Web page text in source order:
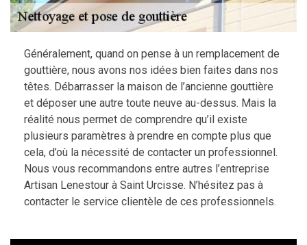
Généralement, quand on pense à un remplacement de
gouttière, nous avons nos idées bien faites dans nos
têtes. Débarrasser la maison de l’ancienne gouttière
et déposer une autre toute neuve au-dessus. Mais la
réalité nous permet de comprendre qu’il existe
plusieurs paramètres à prendre en compte plus que
cela, d’où la nécessité de contacter un professionnel.
Nous vous recommandons entre autres l’entreprise
Artisan Lenestour à Saint Urcisse. N’hésitez pas à
contacter le service clientèle de ces professionnels.